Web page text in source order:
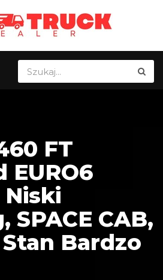
FT
EURO6
Niski
SPACE CAB,
Bardzo